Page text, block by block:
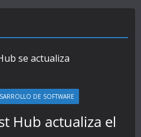
DE SOFTWARE
Hub actualiza el